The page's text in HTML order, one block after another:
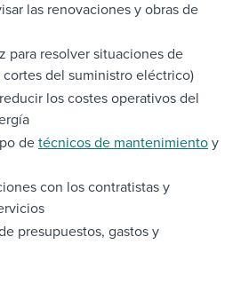
las renovaciones y obras de
para resolver situaciones de
del suministro eléctrico)
los costes operativos del
de técnicos de mantenimiento y
con los contratistas y
presupuestos, gastos y